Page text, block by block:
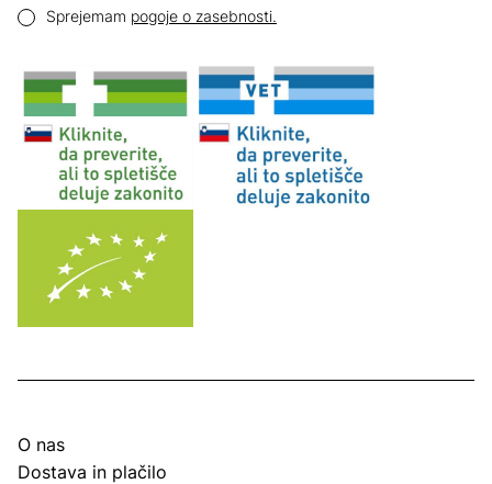
Pogoji zasebnosti
Sprejemam pogoje o zasebnosti.
O nas
Dostava in plačilo